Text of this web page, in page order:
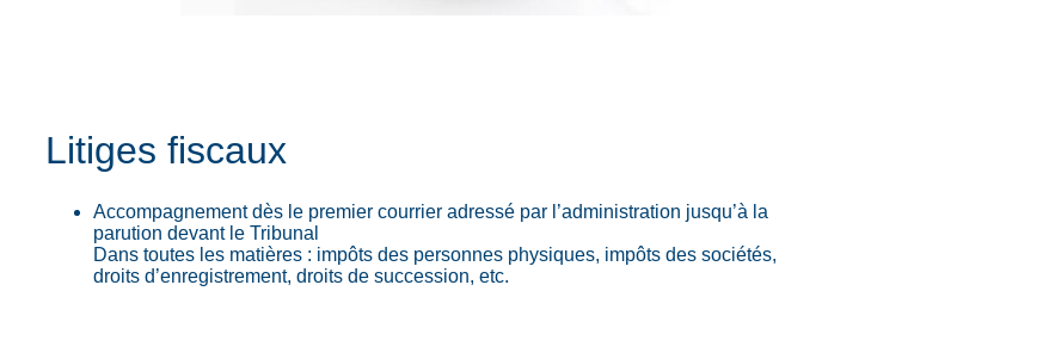
Litiges fiscaux
Accompagnement dès le premier courrier adressé par l’administration jusqu’à la
parution devant le Tribunal
Dans toutes les matières : impôts des personnes physiques, impôts des sociétés,
droits d’enregistrement, droits de succession, etc.